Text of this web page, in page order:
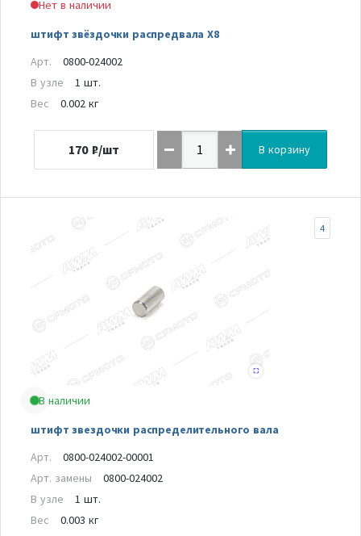
Нет в наличии
штифт звёздочки распредвала Х8
Арт.
0800-024002
В узле
1 шт.
Вес
0.002 кг
170 ₽/шт В корзину
В наличии
штифт звездочки распределительного вала
4
Арт.
0800-024002-00001
Арт. замены
0800-024002
В узле
1 шт.
Вес
0.003 кг